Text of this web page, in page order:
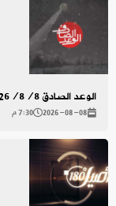
الوعد الصادق 2026/8/8
2026-08-08 7:30 م